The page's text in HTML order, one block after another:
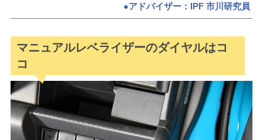
●アドバイザー：IPF 市川研究員
マニュアルレベライザーのダイヤルはコ
コ